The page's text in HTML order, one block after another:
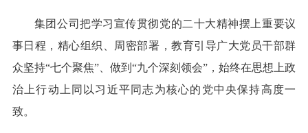
集团公司把学习宣传贯彻党的二十大精神摆上重要议
事日程，精心组织、周密部署，教育引导广大党员干部群
众坚持“七个聚焦”、做到“九个深刻领会”，始终在思想上政
治上行动上同以习近平同志为核心的党中央保持高度一
致。